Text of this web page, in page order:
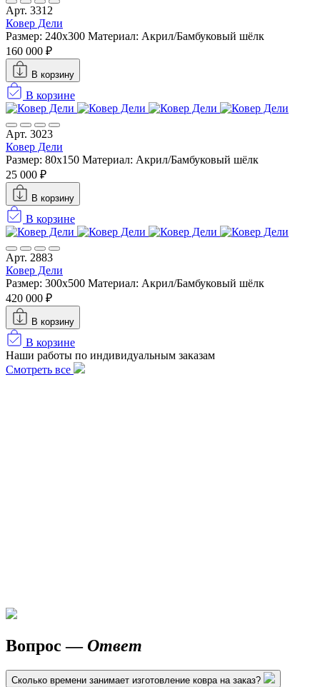
Арт. 3312
Ковер Дели
Размер: 240х300 Материал: Акрил/Бамбуковый шёлк
160 000 ₽
В корзину
В корзине
Арт. 3023
Ковер Дели
Размер: 80x150 Материал: Акрил/Бамбуковый шёлк
25 000 ₽
В корзину
В корзине
Арт. 2883
Ковер Дели
Размер: 300х500 Материал: Акрил/Бамбуковый шёлк
420 000 ₽
В корзину
В корзине
Наши работы по индивидуальным заказам
Смотреть все
Вопрос —Ответ
Сколько времени занимает изготовление ковра на заказ?